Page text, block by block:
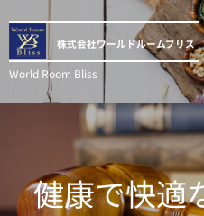
株式会社ワールドルームブリス
World Room Bliss
健康で快適